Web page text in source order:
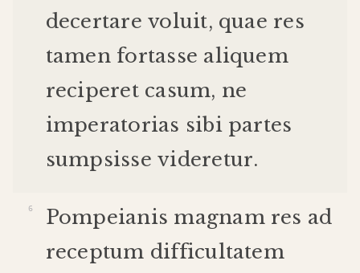
decertare voluit, quae res
tamen fortasse aliquem
reciperet casum, ne
imperatorias sibi partes
sumpsisse videretur.
Pompeianis magnam res ad
receptum difficultatem